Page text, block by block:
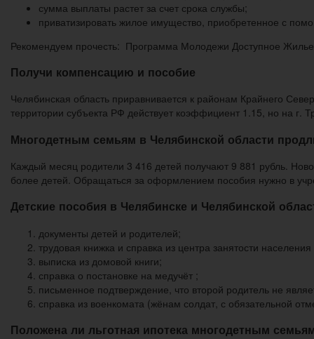
сумма выплаты растет за счет срока службы;
приватизировать жилое имущество, приобретенное с
Рекомендуем прочесть: Программа Молодежи Доступное Жилье
Получи компенсацию и пособие
Челябинская область приравнивается к районам Крайнего
территории субъекта РФ действует коэффициент 1.15, но на
Многодетным семьям в Челябинской области
Каждый месяц родители 3 416 детей получают 9 881 рубль.
более детей. Обращаться за оформлением пособия нужно в
Детские пособия в Челябинске и Челябинской
документы детей и родителей;
трудовая книжка и справка из центра занятости
выписка из домовой книги;
справка о постановке на медучёт ;
письменное подтверждение, что второй родитель не
справка из военкомата (жёнам солдат, с обязательной
Положена ли льготная ипотека многодетным